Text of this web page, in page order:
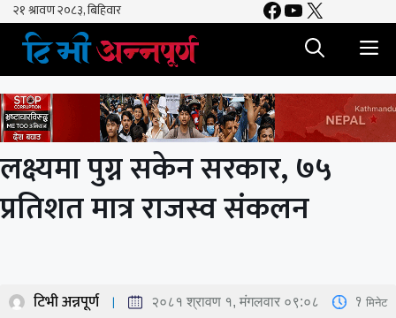
Skip
content
Facebook
YouTube
X
लक्ष्यमा पुग्न सकेन सरकार, ७५
प्रतिशत मात्र राजस्व संकलन
टिभी अन्नपूर्ण २०८१ श्रावण १, मंगलवार ०९:०८ 1 मिनेट